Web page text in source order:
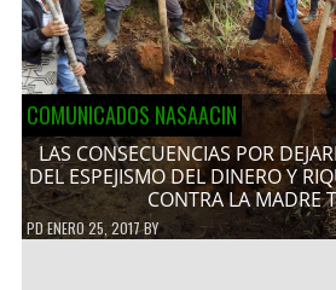
COMUNICADOS NASAACIN
LAS CONSECUENCIAS POR
DEL ESPEJISMO DEL DINERO Y
CONTRA LA MADRE
PDENERO 25, 2017BY